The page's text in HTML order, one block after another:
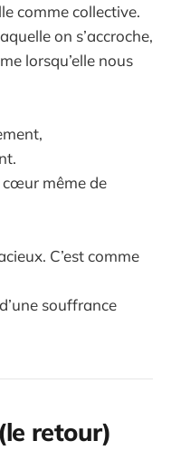
comme collective.
on s’accroche,
lorsqu’elle nous
cœur même de
C’est comme
souffrance
retour)